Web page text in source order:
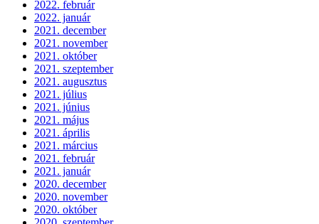
2022. február
2022. január
2021. december
2021. november
2021. október
2021. szeptember
2021. augusztus
2021. július
2021. június
2021. május
2021. április
2021. március
2021. február
2021. január
2020. december
2020. november
2020. október